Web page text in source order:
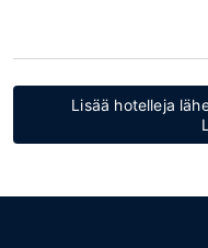
Lisää hotelleja